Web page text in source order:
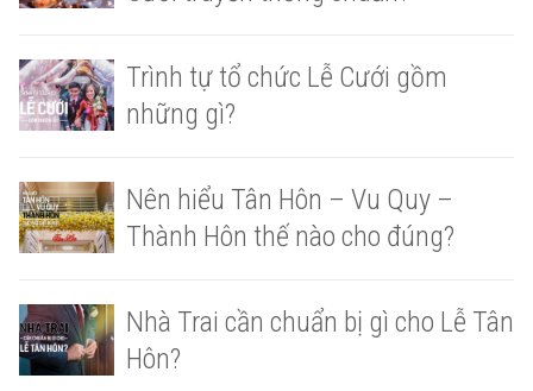
Trình tự tổ chức Lễ Cưới gồm
những gì?
Nên hiểu Tân Hôn – Vu Quy –
Thành Hôn thế nào cho đúng?
Nhà Trai cần chuẩn bị gì cho Lễ Tân
Hôn?